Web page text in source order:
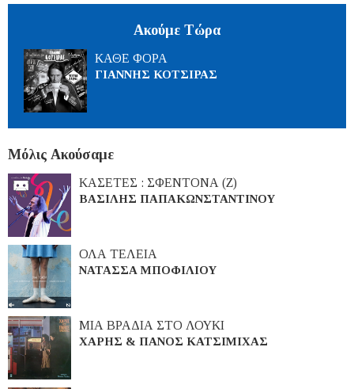
Ακούμε Τώρα
ΚΑΘΕ ΦΟΡΑ
ΓΙΑΝΝΗΣ ΚΟΤΣΙΡΑΣ
Μόλις Ακούσαμε
ΚΑΣΕΤΕΣ : ΣΦΕΝΤΟΝΑ (Ζ)
ΒΑΣΙΛΗΣ ΠΑΠΑΚΩΝΣΤΑΝΤΙΝΟΥ
ΟΛΑ ΤΕΛΕΙΑ
ΝΑΤΑΣΣΑ ΜΠΟΦΙΛΙΟΥ
ΜΙΑ ΒΡΑΔΙΑ ΣΤΟ ΛΟΥΚΙ
ΧΑΡΗΣ & ΠΑΝΟΣ ΚΑΤΣΙΜΙΧΑΣ